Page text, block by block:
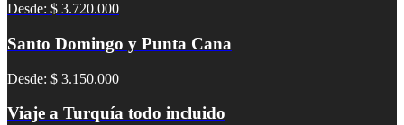
Desde: $ 3.720.000
Santo Domingo y Punta Cana
Desde: $ 3.150.000
Viaje a Turquía todo incluido